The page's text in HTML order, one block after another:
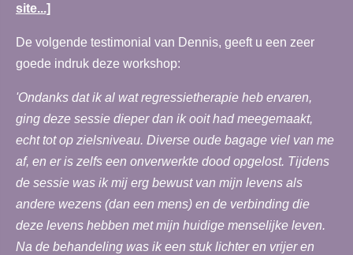
site...]
De volgende testimonial van Dennis, geeft u een zeer
goede indruk deze workshop:
'Ondanks dat ik al wat regressietherapie heb ervaren,
ging deze sessie dieper dan ik ooit had meegemaakt,
echt tot op zielsniveau. Diverse oude bagage viel van me
af, en er is zelfs een onverwerkte dood opgelost. Tijdens
de sessie was ik mij erg bewust van mijn levens als
andere wezens (dan een mens) en de verbinding die
deze levens hebben met mijn huidige menselijke leven.
Na de behandeling was ik een stuk lichter en vrijer en